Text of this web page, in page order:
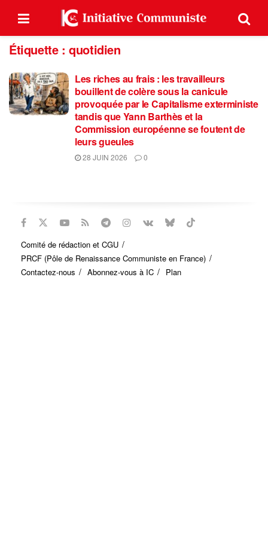
Étiquette :quotidien
Les riches au frais : les travailleurs
bouillent de colère sous la canicule
provoquée par le Capitalisme exterministe
tandis que Yann Barthès et la
Commission européenne se foutent de
leurs gueules
28 JUIN 2026 0
Comité de rédaction et CGU
PRCF (Pôle de Renaissance Communiste en France)
Contactez-nous
Abonnez-vous à IC Plan